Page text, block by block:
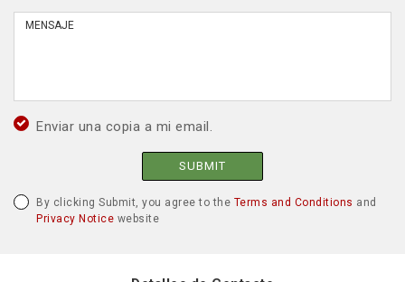
Enviar una copia a mi email.
SUBMIT
By clicking Submit, you agree to the Terms and Conditions and
Privacy Notice website